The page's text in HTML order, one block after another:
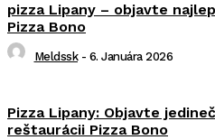
pizza Lipany – objavte
Pizza Bono
Meldssk - 6. Januára 2026
Pizza Lipany: Objavte
reštaurácii Pizza Bono